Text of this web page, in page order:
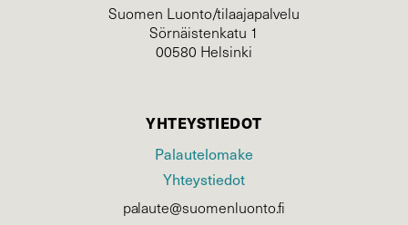
Suomen Luonto/tilaajapalvelu
Sörnäistenkatu 1
00580 Helsinki
YHTEYSTIEDOT
Palautelomake
Yhteystiedot
palaute@suomenluonto.fi